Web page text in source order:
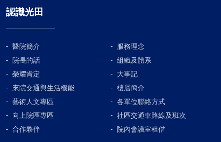
認識光田
醫院簡介
服務理念
院長的話
組織及體系
榮耀肯定
大事記
來院交通與生活機能
樓層簡介
藝術人文專區
各單位聯絡方式
向上院區專區
社區交通車路線及班次
合作夥伴
院內會議室租借